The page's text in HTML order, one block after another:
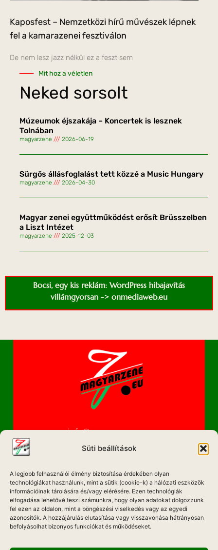
Süti beállítások
A legjobb felhasználói élmény biztosítása érdekében olyan
technológiákat használunk, mint a sütik (cookie-k) a hálózati eszközök
információinak tárolására és/vagy elérésére. Ezen technológiák
elfogadása lehetővé teszi számunkra, hogy olyan adatokat dolgozzunk
fel ezen az oldalon, mint a böngészési viselkedés vagy az egyedi
azonosítók. A hozzájárulás elutasítása vagy visszavonása hátrányosan
befolyásolhat bizonyos funkciókat és működéseket.
Kaposfest – Nemzetközi hírű művészek lépnek
fel a kamarazenei fesztiválon
De nem lesz jazz nélkül ez a feszt sem
Mit hoz a véletlen
Neked sorsolt
Múzeumok éjszakája – Koncertek is lesznek
Tolnában
magyarzene 2026-06-19
Sürgős állásfoglalást tett közzé a Music Hungary
magyarzene 2026-04-30
Magyar zenei együttműködést erősít Brüsszelben
a Liszt Intézet
magyarzene 2025-12-03
Bocsi, egy kis reklám: WordPress hibajavítás
villámgyorsan -> onmediaweb.eu
info@magyarzene.eu
IMPRESSZUM
ETIKAI KÓDEX
MÉDIA AJÁNLAT
ADATKEZELÉSI NYILATKOZAT